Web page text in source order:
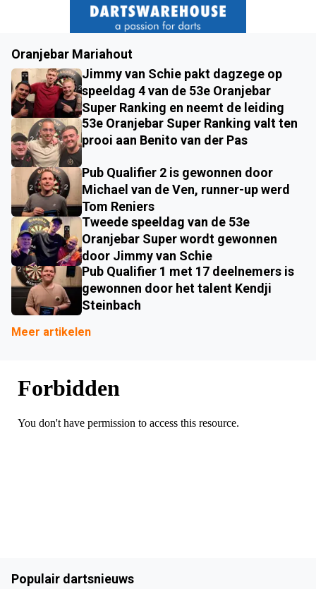
Oranjebar Mariahout
Jimmy van Schie pakt dagzege op
speeldag 4 van de 53e Oranjebar
Super Ranking en neemt de leiding
53e Oranjebar Super Ranking valt ten
prooi aan Benito van der Pas
Pub Qualifier 2 is gewonnen door
Michael van de Ven, runner-up werd
Tom Reniers
Tweede speeldag van de 53e
Oranjebar Super wordt gewonnen
door Jimmy van Schie
Pub Qualifier 1 met 17 deelnemers is
gewonnen door het talent Kendji
Steinbach
Meer artikelen
Populair dartsnieuws